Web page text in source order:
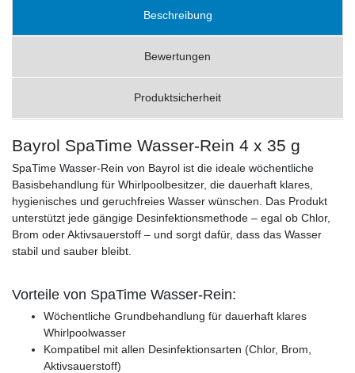
Beschreibung
Bewertungen
Produktsicherheit
Bayrol SpaTime Wasser-Rein 4 x 35 g
SpaTime Wasser-Rein von Bayrol ist die ideale wöchentliche
Basisbehandlung für Whirlpoolbesitzer, die dauerhaft klares,
hygienisches und geruchfreies Wasser wünschen. Das Produkt
unterstützt jede gängige Desinfektionsmethode – egal ob Chlor,
Brom oder Aktivsauerstoff – und sorgt dafür, dass das Wasser
stabil und sauber bleibt.
Vorteile von SpaTime Wasser-Rein:
Wöchentliche Grundbehandlung für dauerhaft klares
Whirlpoolwasser
Kompatibel mit allen Desinfektionsarten (Chlor, Brom,
Aktivsauerstoff)